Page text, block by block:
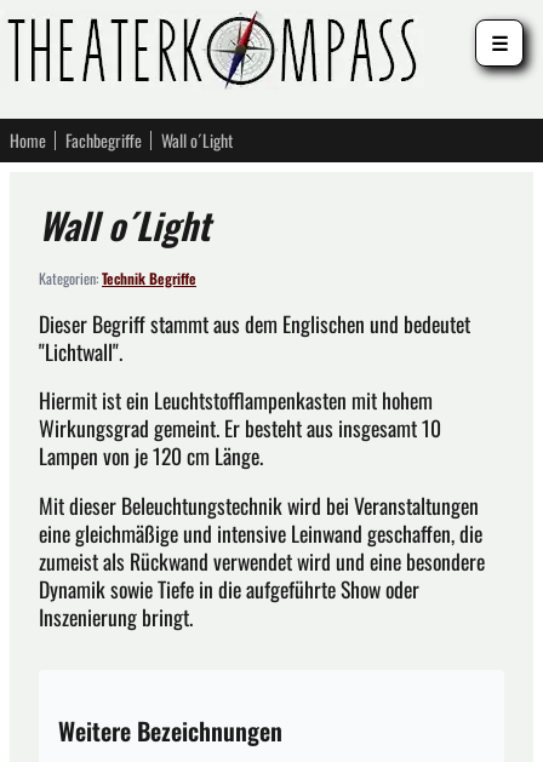
Home Fachbegriffe Wall o´Light
Wall o´Light
Kategorien:Technik Begriffe
Dieser Begriff stammt aus dem Englischen und bedeutet
"Lichtwall".
Hiermit ist ein Leuchtstofflampenkasten mit hohem
Wirkungsgrad gemeint. Er besteht aus insgesamt 10
Lampen von je 120 cm Länge.
Mit dieser Beleuchtungstechnik wird bei Veranstaltungen
eine gleichmäßige und intensive Leinwand geschaffen, die
zumeist als Rückwand verwendet wird und eine besondere
Dynamik sowie Tiefe in die aufgeführte Show oder
Inszenierung bringt.
Weitere Bezeichnungen
☰